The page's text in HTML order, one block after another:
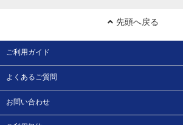
先頭へ戻る
ご利用ガイド
よくあるご質問
お問い合わせ